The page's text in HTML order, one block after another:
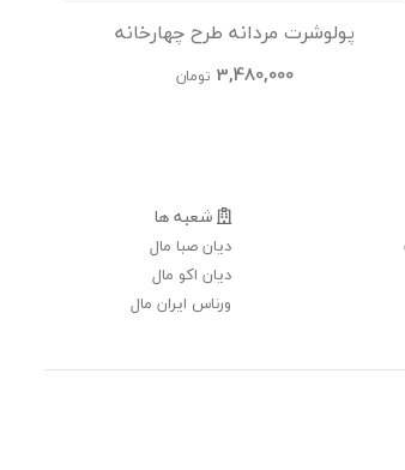
پولوشرت مردانه طرح چهارخانه
3,480,000 تومان
شعبه ها
دیان صبا مال
دیان اکو مال
ورناس ایران مال